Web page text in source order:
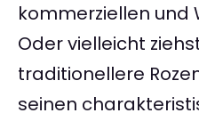
kommerziellen und
Oder vielleicht
traditionellere
seinen